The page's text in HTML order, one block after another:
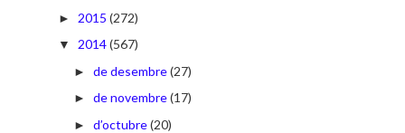
► 2015 (272)
▼ 2014(567)
► de desembre(27)
► de novembre(17)
► d’octubre(20)